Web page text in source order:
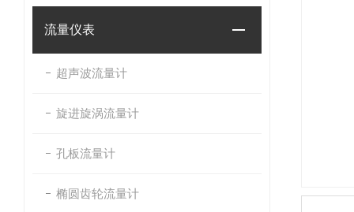
流量仪表
超声波流量计
旋进旋涡流量计
孔板流量计
椭圆齿轮流量计